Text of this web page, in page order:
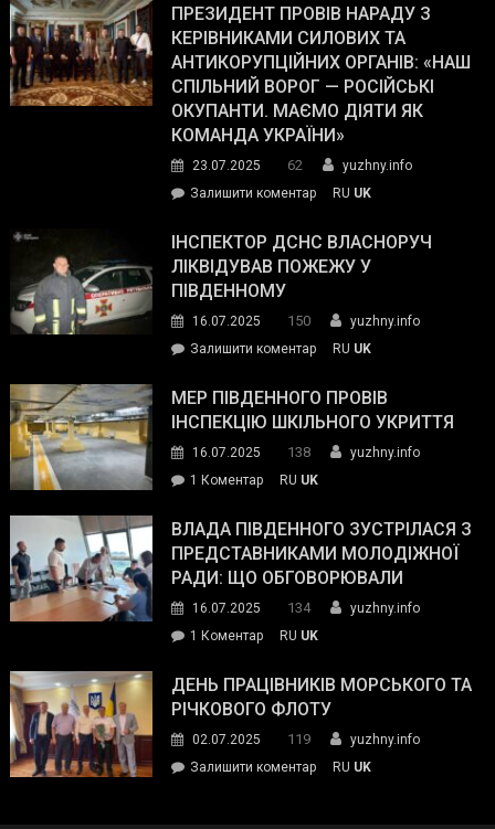
Street
Journal.
Південному
працівникам
ОПЗ
з
матеріального
резерву
гуманітарну
допомогу
ПРЕЗИДЕНТ ПРОВІВ НАРАДУ З
КЕРІВНИКАМИ СИЛОВИХ ТА
АНТИКОРУПЦІЙНИХ ОРГАНІВ: «НАШ
СПІЛЬНИЙ ВОРОГ — РОСІЙСЬКІ
ОКУПАНТИ. МАЄМО ДІЯТИ ЯК
КОМАНДА УКРАЇНИ»
23.07.2025 62
yuzhny.info
Залишити коментарon
провів
нараду
силових
та
органів:
«Наш
спільний
окупанти.
Маємо
діяти
команда
RU UK
ІНСПЕКТОР ДСНС ВЛАСНОРУЧ
ЛІКВІДУВАВ ПОЖЕЖУ У
ПІВДЕННОМУ
16.07.2025 150
yuzhny.info
Залишити коментарon
ДСНС
власноруч
пожежу
у
RU UK
МЕР ПІВДЕННОГО ПРОВІВ
ІНСПЕКЦІЮ ШКІЛЬНОГО УКРИТТЯ
16.07.2025 138
yuzhny.info
1 Коментардо
Південного
провів
інспекцію
укриття
RU UK
ВЛАДА ПІВДЕННОГО ЗУСТРІЛАСЯ З
ПРЕДСТАВНИКАМИ МОЛОДІЖНОЇ
РАДИ: ЩО ОБГОВОРЮВАЛИ
16.07.2025 134
yuzhny.info
1 Коментардо
Південного
зустрілася
представниками
молодіжної
RU UK
ДЕНЬ ПРАЦІВНИКІВ МОРСЬКОГО ТА
РІЧКОВОГО ФЛОТУ
02.07.2025 119
yuzhny.info
Залишити коментарon
RU UK